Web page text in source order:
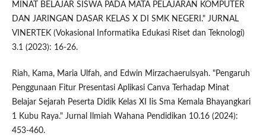
MINAT BELAJAR SISWA PADA MATA PELAJARAN KOMPUTER
DAN JARINGAN DASAR KELAS X DI SMK NEGERI." JURNAL
VINERTEK (Vokasional Informatika Edukasi Riset dan Teknologi)
3.1 (2023): 16-26.
Riah, Kama, Maria Ulfah, and Edwin Mirzachaerulsyah. "Pengaruh
Penggunaan Fitur Presentasi Aplikasi Canva Terhadap Minat
Belajar Sejarah Peserta Didik Kelas XI Iis Sma Kemala Bhayangkari
1 Kubu Raya." Jurnal Ilmiah Wahana Pendidikan 10.16 (2024):
453-460.